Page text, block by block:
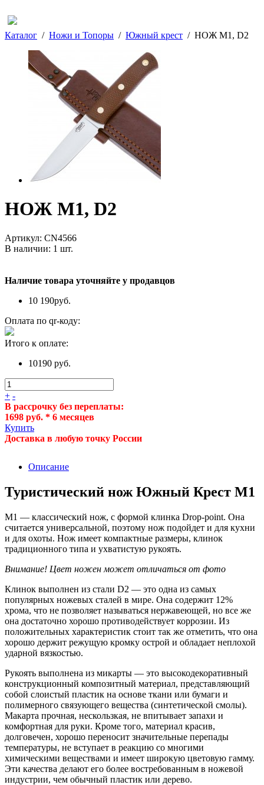
Каталог / Ножи и Топоры / Южный крест / НОЖ М1, D2
НОЖ М1, D2
Артикул: CN4566
В наличии: 1 шт.
Наличие товара уточняйте у продавцов
10 190руб.
Оплата по qr-коду:
Итого к оплате:
10190 руб.
+ -
В рассрочку без переплаты:
1698 руб. * 6 месяцев
Купить
Доставка в любую точку России
Описание
Туристический нож Южный Крест M1
М1 — классический нож, с формой клинка Drop-point. Она
считается универсальной, поэтому нож подойдет и для кухни
и для охоты. Нож имеет компактные размеры, клинок
традиционного типа и ухватистую рукоять.
Внимание! Цвет ножен может отличаться от фото
Клинок выполнен из стали D2 — это одна из самых
популярных ножевых сталей в мире. Она содержит 12%
хрома, что не позволяет называться нержавеющей, но все же
она достаточно хорошо противодействует коррозии. Из
положительных характеристик стоит так же отметить, что она
хорошо держит режущую кромку острой и обладает неплохой
ударной вязкостью.
Рукоять выполнена из микарты — это высокодекоративный
конструкционный композитный материал, представляющий
собой слоистый пластик на основе ткани или бумаги и
полимерного связующего вещества (синтетической смолы).
Макарта прочная, нескользкая, не впитывает запахи и
комфортная для руки. Кроме того, материал красив,
долговечен, хорошо переносит значительные перепады
температуры, не вступает в реакцию со многими
химическими веществами и имеет широкую цветовую гамму.
Эти качества делают его более востребованным в ножевой
индустрии, чем обычный пластик или дерево.